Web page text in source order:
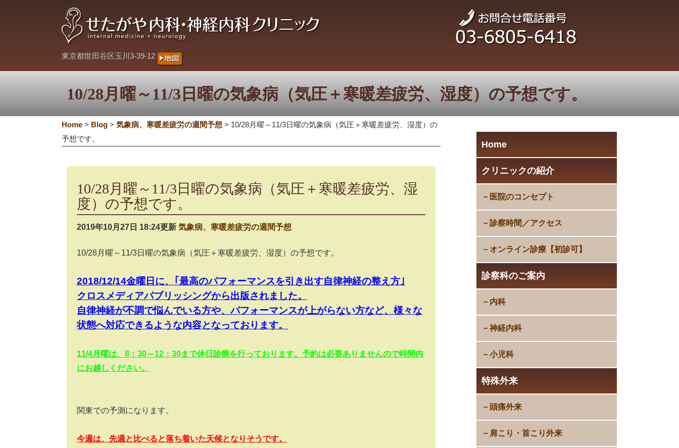
東京都世田谷区玉川3-39-12
10/28月曜～11/3日曜の気象病（気圧＋寒暖差疲労、湿度）の予想です。
Home
クリニックの紹介
医院のコンセプト
診察時間／アクセス
オンライン診療【初診可】
診察科のご案内
内科
神経内科
小児科
特殊外来
頭痛外来
肩こり・首こり外来
Home > Blog > 気象病、寒暖差疲労の週間予想 > 10/28月曜～11/3日曜の気象病（気圧＋寒暖差疲労、湿度）の
予想です。
10/28月曜～11/3日曜の気象病（気圧＋寒暖差疲労、湿
度）の予想です。
2019年10月27日 18:24更新 気象病、寒暖差疲労の週間予想
10/28月曜～ 11/3日曜の気象病（気圧＋寒暖差疲労、湿度）の予想です。
2018/12/14金曜日に、｢最高のパフォーマンスを引き出す自律神経の整え方｣
クロスメディアパブリッシングから出版されました。
自律神経が不調で悩んでいる方や、パフォーマンスが上がらない方など、様々な
状態へ対応できるような内容となっております。
11/4月曜は、 8 ： 30～12 ： 30まで休日診療を行っております。予約は必要ありませんので時間内
にお越しください。
関東での予測になります。
今週は、先週と比べると落ち着いた天候となりそうです。